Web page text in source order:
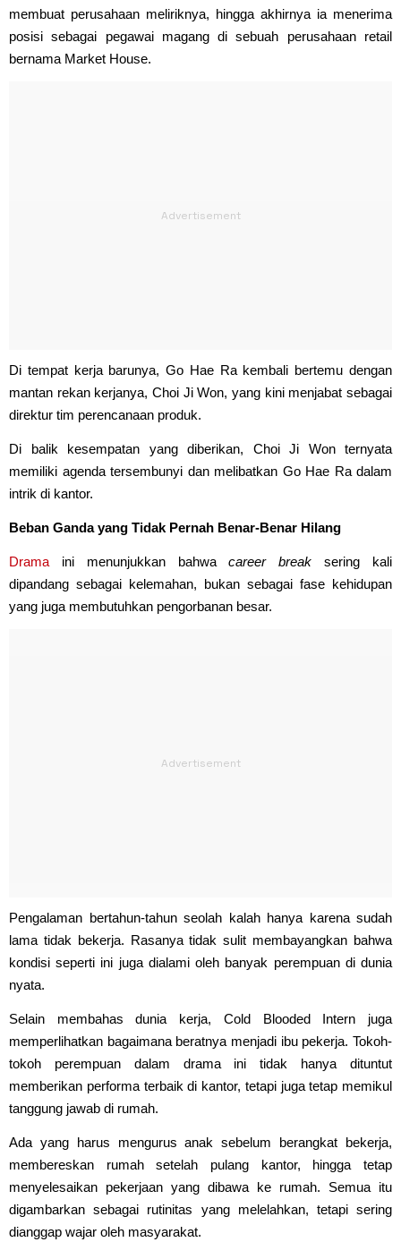
membuat perusahaan meliriknya, hingga akhirnya ia menerima
posisi sebagai pegawai magang di sebuah perusahaan retail
bernama Market House.
Di tempat kerja barunya, Go Hae Ra kembali bertemu dengan
mantan rekan kerjanya, Choi Ji Won, yang kini menjabat sebagai
direktur tim perencanaan produk.
Di balik kesempatan yang diberikan, Choi Ji Won ternyata
memiliki agenda tersembunyi dan melibatkan Go Hae Ra dalam
intrik di kantor.
Beban Ganda yang Tidak Pernah Benar-Benar Hilang
Drama ini menunjukkan bahwacareer break sering kali
dipandang sebagai kelemahan, bukan sebagai fase kehidupan
yang juga membutuhkan pengorbanan besar.
Pengalaman bertahun-tahun seolah kalah hanya karena sudah
lama tidak bekerja. Rasanya tidak sulit membayangkan bahwa
kondisi seperti ini juga dialami oleh banyak perempuan di dunia
nyata.
Selain membahas dunia kerja, Cold Blooded Intern juga
memperlihatkan bagaimana beratnya menjadi ibu pekerja. Tokoh-
tokoh perempuan dalam drama ini tidak hanya dituntut
memberikan performa terbaik di kantor, tetapi juga tetap memikul
tanggung jawab di rumah.
Ada yang harus mengurus anak sebelum berangkat bekerja,
membereskan rumah setelah pulang kantor, hingga tetap
menyelesaikan pekerjaan yang dibawa ke rumah. Semua itu
digambarkan sebagai rutinitas yang melelahkan, tetapi sering
dianggap wajar oleh masyarakat.